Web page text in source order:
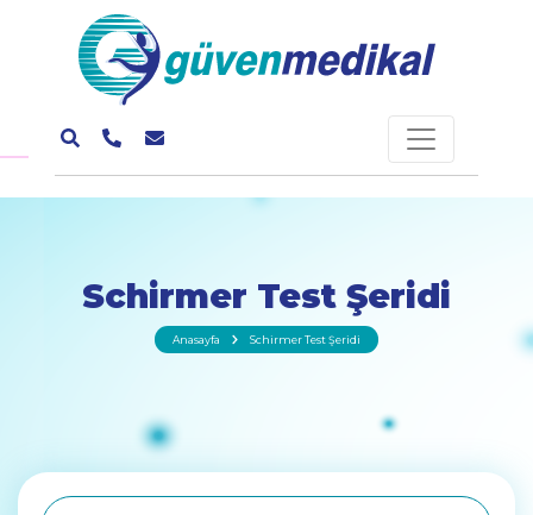
Schirmer Test Şeridi
Anasayfa Schirmer Test Şeridi